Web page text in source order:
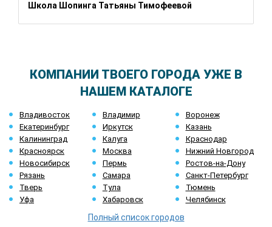
Школа Шопинга Татьяны Тимофеевой
КОМПАНИИ ТВОЕГО ГОРОДА УЖЕ В
НАШЕМ КАТАЛОГЕ
Владивосток Владимир
Воронеж
Екатеринбург
Иркутск
Казань
Калининград
Калуга
Краснодар
Красноярск
Москва
Нижний Новгород
Новосибирск
Пермь
Ростов-на-Дону
Рязань
Самара
Санкт-Петербург
Тверь
Тула
Тюмень
Уфа
Хабаровск Челябинск
Полный список городов